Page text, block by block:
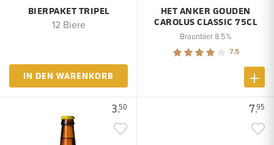
BIERPAKET TRIPEL
12 Biere
IN DEN WARENKORB
HET ANKER GOUDEN
CAROLUS CLASSIC 75CL
Braunbier 8.5%
7.5
3.50 7.95